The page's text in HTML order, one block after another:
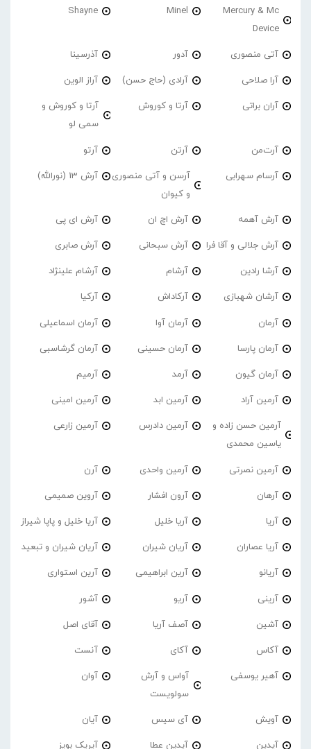
Mercury & Mc
Device
Minel
Shayne
آتی منصوری آدور آذرسینا
آرا صلاحی آرادی (حاج حسن) آراز الوین
آران براتی آرتا و کوروش
آرتا و کوروش و
سمی لو
آرت‌من آرتن آرتو
آرسام سهرابی
آرسن و آتی منصوری
و کیوان
آرش 13 (نورالله)
آرش آهمه آرش اچ ان آرش ای پی
آرش جلالی و آقا فرا آرش سبحانی آرش صابری
آرشا رادین آرشام آرشام علینژاد
آرشان شهبازی آرکاداش آرکیا
آرمان آرمان آوا آرمان اسماعیلی
آرمان پارسا آرمان حسینی آرمان گرشاسبی
آرمان گیون آرمد آرمیم
آرمین آراد آرمین ابد آرمین امینی
آرمین حسن زاده و
یاسین محمدی
آرمین دادرس آرمین زارعی
آرمین نصرتی آرمین واحدی آرن
آرهان آرون افشار آروین صمیمی
آریا آریا خلیل آریا خلیل و پاپا شیراز
آریا عصاران آریان شیران آریان شیران و تبعید
آریانو آرین ابراهیمی آرین استواری
آرینی آریو آشور
آشین آصف آریا آقای اصل
آکاس آکای آنست
آهیر یوسفی
آواس و آرش
سولویست
آوان
آویش آی سیس آیان
آیدین آیدین عطا آیریک بویز